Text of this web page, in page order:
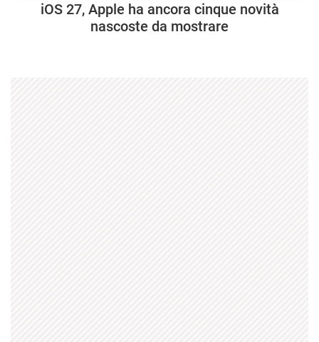
iOS 27, Apple ha ancora cinque novità
nascoste da mostrare